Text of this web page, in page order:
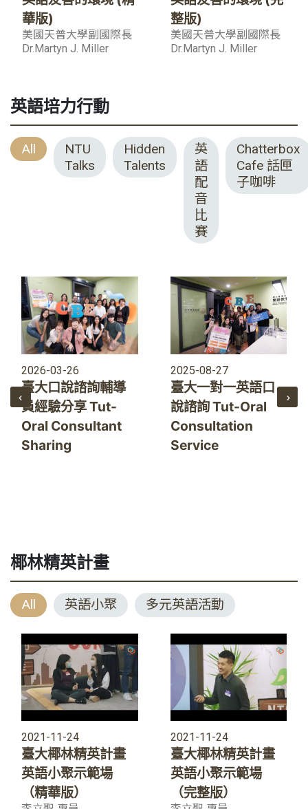
華版)
美國天普大學副國際長
Dr.Martyn J. Miller
整版)
美國天普大學副國際長
Dr.Martyn J. Miller
英語培力行動
All
NTU
Talks
Hidden
Talents
英
語
配
音
比
賽
Chatterbox
Cafe 話匣
子咖啡
2026-03-26
臺大口說諮詢輔導
員經驗分享 Tut-
Oral Consultant
Sharing
2025-08-27
臺大一對一英語口
說諮詢 Tut-Oral
Consultation
Service
椰林精英計畫
All 英語小聚 多元英語活動
2021-11-24
臺大椰林精英計畫
英語小聚示範場
（精華版）
2021-11-24
臺大椰林精英計畫
英語小聚示範場
（完整版）